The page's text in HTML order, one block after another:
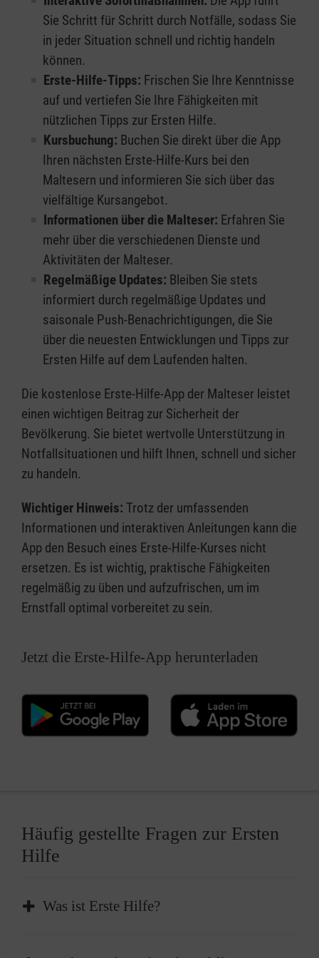
Sie Schritt für Schritt durch Notfälle, sodass Sie
in jeder Situation schnell und richtig handeln
können.
Erste-Hilfe-Tipps: Frischen Sie Ihre Kenntnisse
auf und vertiefen Sie Ihre Fähigkeiten mit
nützlichen Tipps zur Ersten Hilfe.
Kursbuchung: Buchen Sie direkt über die App
Ihren nächsten Erste-Hilfe-Kurs bei den
Maltesern und informieren Sie sich über das
vielfältige Kursangebot.
Informationen über die Malteser: Erfahren Sie
mehr über die verschiedenen Dienste und
Aktivitäten der Malteser.
Regelmäßige Updates: Bleiben Sie stets
informiert durch regelmäßige Updates und
saisonale Push-Benachrichtigungen, die Sie
über die neuesten Entwicklungen und Tipps zur
Ersten Hilfe auf dem Laufenden halten.
Die kostenlose Erste-Hilfe-App der Malteser leistet
einen wichtigen Beitrag zur Sicherheit der
Bevölkerung. Sie bietet wertvolle Unterstützung in
Notfallsituationen und hilft Ihnen, schnell und sicher
zu handeln.
Wichtiger Hinweis: Trotz der umfassenden
Informationen und interaktiven Anleitungen kann die
App den Besuch eines Erste-Hilfe-Kurses nicht
ersetzen. Es ist wichtig, praktische Fähigkeiten
regelmäßig zu üben und aufzufrischen, um im
Ernstfall optimal vorbereitet zu sein.
Jetzt die Erste-Hilfe-App herunterladen
Häufig gestellte Fragen zur Ersten
Hilfe
Was ist Erste Hilfe?